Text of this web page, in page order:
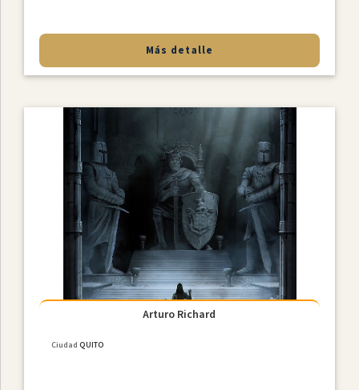
Más detalle
Arturo Richard
Ciudad QUITO